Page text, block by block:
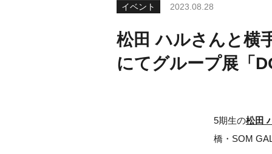
イベント 2023.08.28
松田 ハルさんと横
にてグループ展「
5期生の松田
橋・SOM